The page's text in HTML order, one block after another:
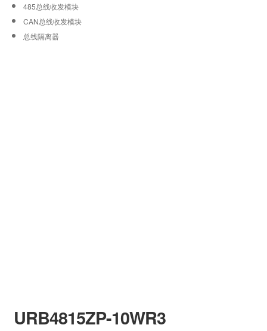
URB4815ZP-10WR3
485总线收发模块
CAN总线收发模块
总线隔离器